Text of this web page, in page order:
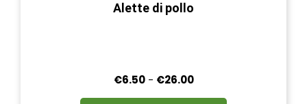
Alette di pollo
€6.50 - €26.00Fascia